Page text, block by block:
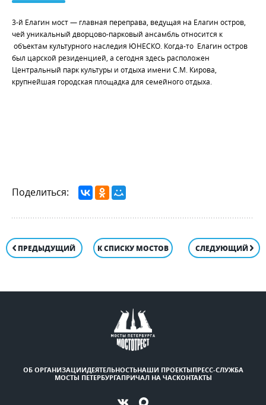
3-й Елагин мост — главная переправа, ведущая на Елагин остров,
чей уникальный дворцово-парковый ансамбль относится к
объектам культурного наследия ЮНЕСКО. Когда-то Елагин остров
был царской резиденцией, а сегодня здесь расположен
Центральный парк культуры и отдыха имени С.М. Кирова,
крупнейшая городская площадка для семейного отдыха.
Поделиться:
ПРЕДЫДУЩИЙ К СПИСКУ МОСТОВ СЛЕДУЮЩИЙ
ОБ ОРГАНИЗАЦИИДЕЯТЕЛЬНОСТЬНАШИ ПРОЕКТЫПРЕСС-СЛУЖБА
МОСТЫ ПЕТЕРБУРГАПРИЧАЛ НА ЧАСКОНТАКТЫ